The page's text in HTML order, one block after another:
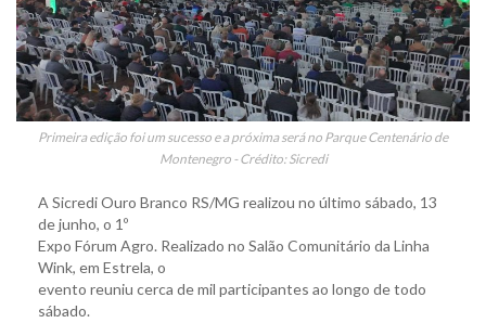
Primeira edição foi um sucesso e a próxima será no Parque Centenário de
Montenegro - Crédito: Sicredi
A Sicredi Ouro Branco RS/MG realizou no último sábado, 13
de junho, o 1º
Expo Fórum Agro. Realizado no Salão Comunitário da Linha
Wink, em Estrela, o
evento reuniu cerca de mil participantes ao longo de todo
sábado.